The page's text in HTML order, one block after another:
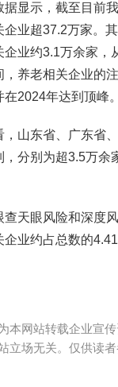
显示，截至目前我
企业超37.2万家。
业约3.1万余家，
养老相关企业的
2024年达到顶峰。
，山东省、广东省
，分别为超3.5万余
查天眼风险和深度
业约占总数的
本网站转载企业宣
立场无关。仅供读